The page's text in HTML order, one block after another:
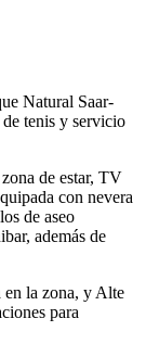
Natural Saar-
tenis y servicio
de estar, TV
con nevera
de aseo
además de
en la zona, y Alte
para